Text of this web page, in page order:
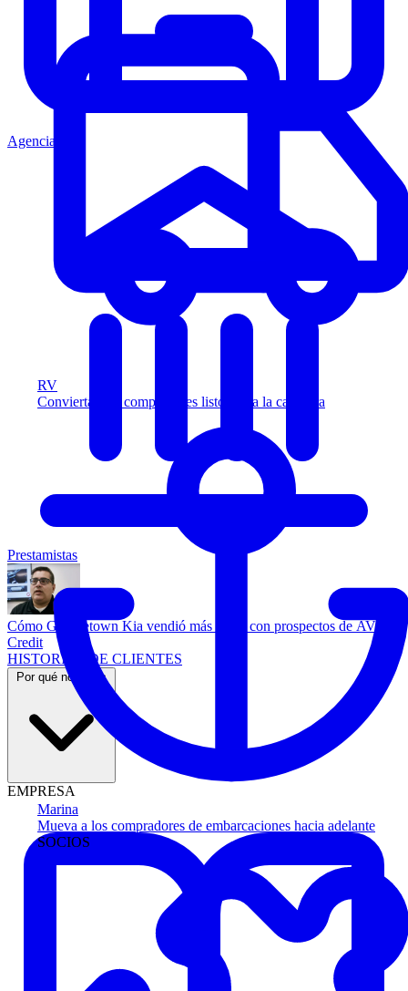
RV
Convierta más compradores listos para la carretera
Marina
Mueva a los compradores de embarcaciones hacia adelante
SOCIOS
Agencia
Prestamistas
Cómo Georgetown Kia vendió más autos con prospectos de AVA
Credit
HISTORIAS DE CLIENTES
Por qué nosotros
EMPRESA